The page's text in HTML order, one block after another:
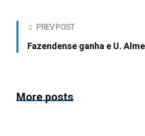
PREV POST
Fazendense ganha e U.
More posts